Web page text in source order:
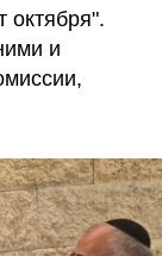
октября".
и